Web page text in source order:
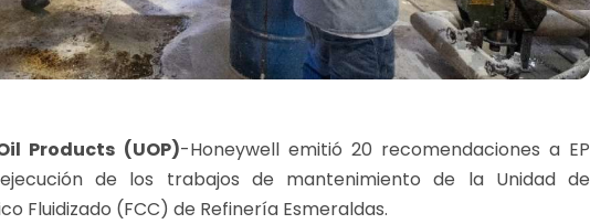
Products (UOP)-Honeywell emitió 20 recomendaciones a EP
de los trabajos de mantenimiento de la Unidad de
Fluidizado (FCC) de Refinería Esmeraldas.